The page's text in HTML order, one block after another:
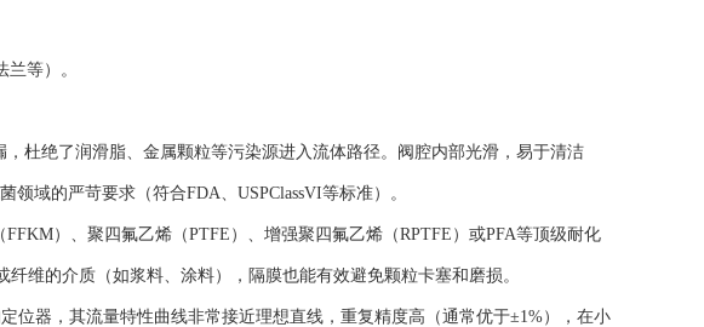
等）。
绝了润滑脂、金属颗粒等污染源进入流体路径。阀腔内部光滑，易于清洁
领域的严苛要求（符合FDA、USPClassVI等标准）。
）、聚四氟乙烯（PTFE）、增强聚四氟乙烯（RPTFE）或PFA等顶级耐化
维的介质（如浆料、涂料），隔膜也能有效避免颗粒卡塞和磨损。
器，其流量特性曲线非常接近理想直线，重复精度高（通常优于±1%），在小